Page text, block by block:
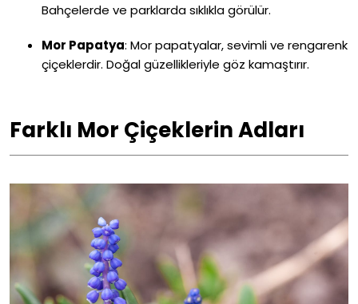
Bahçelerde ve parklarda sıklıkla görülür.
Mor Papatya: Mor papatyalar, sevimli ve rengarenk
çiçeklerdir. Doğal güzellikleriyle göz kamaştırır.
Farklı Mor Çiçeklerin Adları